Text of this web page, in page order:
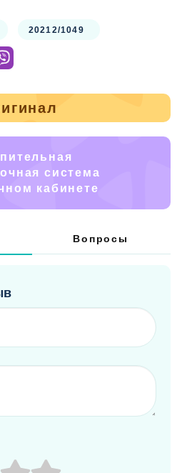
20212/1049
система
кабинете
Вопросы